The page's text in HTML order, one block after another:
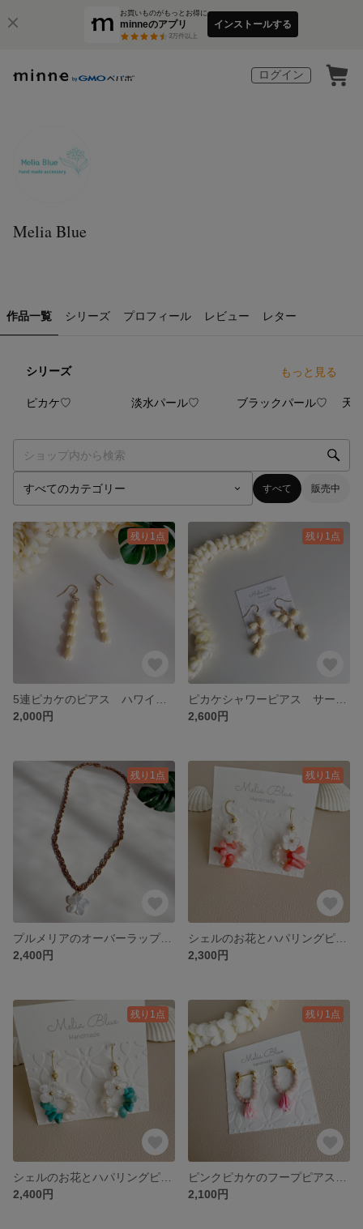
お買いものがもっとお得に
minneのアプリ
3万件以上
インストールする
ログイン
Melia Blue
作品一覧 シリーズ プロフィール レビュー レター
シリーズ もっと見る
ピカケ♡ 淡水パール♡ ブラックパール♡
すべて 販売中
残り1点
2,000円
残り1点
2,600円
残り1点
プルメリアのオーバーラップチェーンネックレス サージカルステンレス
2,400円
残り1点
2,300円
残り1点
2,400円
残り1点
2,100円